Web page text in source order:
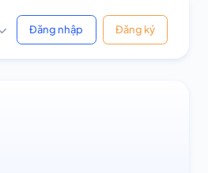
Đăng nhập Đăng ký